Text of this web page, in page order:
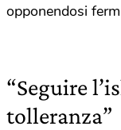
opponendosi
“Seguire
tolleranza”